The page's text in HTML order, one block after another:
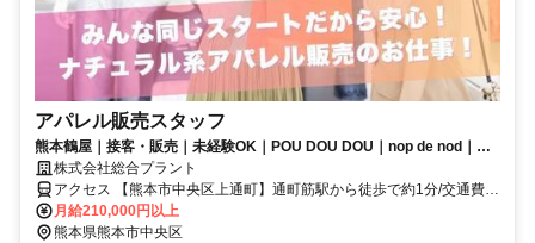
アパレル販売スタッフ
熊本鶴屋｜接客・販売｜未経験OK｜POU DOU DOU｜nop de nod｜正
社員｜ワンコーデ支給
株式会社総合プラント
アクセス 【熊本市中央区上通町】通町筋駅から徒歩で約1分/交通費規
定支給
月給210,000円以上
熊本県熊本市中央区